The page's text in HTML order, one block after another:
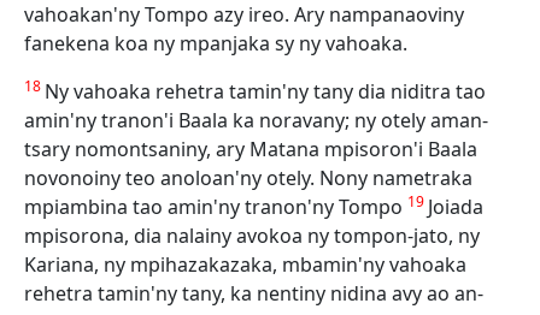
vahoakan'ny Tompo azy ireo. Ary nampanaoviny
fanekena koa ny mpanjaka sy ny vahoaka.
18 Ny vahoaka rehetra tamin'ny tany dia niditra tao
amin'ny tranon'i Baala ka noravany; ny otely aman-
tsary nomontsaniny, ary Matana mpisoron'i Baala
novonoiny teo anoloan'ny otely. Nony nametraka
mpiambina tao amin'ny tranon'ny Tompo 19 Joiada
mpisorona, dia nalainy avokoa ny tompon-jato, ny
Kariana, ny mpihazakazaka, mbamin'ny vahoaka
rehetra tamin'ny tany, ka nentiny nidina avy ao an-